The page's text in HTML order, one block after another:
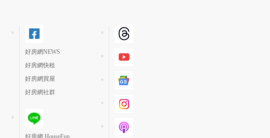
好房網NEWS
好房網快租
好房網買屋
好房網社群
好房網 HouseFun